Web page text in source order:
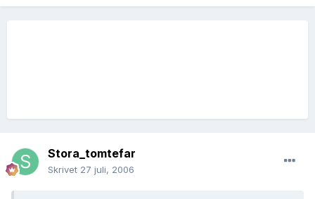
Stora_tomtefar
Skrivet 27 juli, 2006